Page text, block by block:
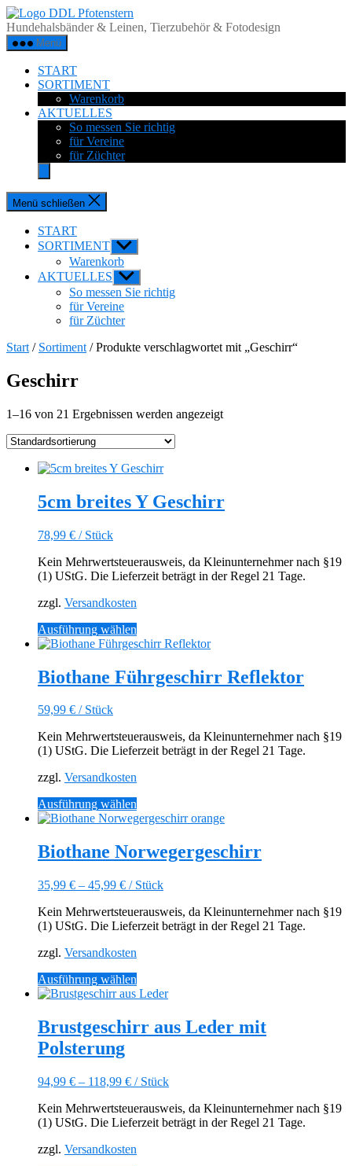
Zum
Inhalt
springen
Pfotenstern
Hundehalsbänder & Leinen, Tierzubehör & Fotodesign
Menü
START
SORTIMENT
Warenkorb
AKTUELLES
So messen Sie richtig
für Vereine
für Züchter
Menü schließen
START
SORTIMENT Untermenü
anzeigen
Warenkorb
AKTUELLES Untermenü
anzeigen
So messen Sie richtig
für Vereine
für Züchter
Start / Sortiment / Produkte verschlagwortet mit „Geschirr“
Geschirr
1–16 von 21 Ergebnissen werden angezeigt
5cm breites Y Geschirr
78,99 € / Stück
Kein Mehrwertsteuerausweis, da Kleinunternehmer nach §19
(1) UStG. Die Lieferzeit beträgt in der Regel 21 Tage.
zzgl. Versandkosten
Ausführung wählen
Produkt
mehrere
Varianten
können
auf
Produktseite
gewählt
werden
Biothane Führgeschirr Reflektor
59,99 € / Stück
Kein Mehrwertsteuerausweis, da Kleinunternehmer nach §19
(1) UStG. Die Lieferzeit beträgt in der Regel 21 Tage.
zzgl. Versandkosten
Ausführung wählen
Produkt
mehrere
Varianten
Die
können
auf
Produktseite
gewählt
werden
Biothane Norwegergeschirr
35,99 € – 45,99 € / Stück
Kein Mehrwertsteuerausweis, da Kleinunternehmer nach §19
(1) UStG. Die Lieferzeit beträgt in der Regel 21 Tage.
zzgl. Versandkosten
Ausführung wählen
Produkt
Varianten
Optionen
können
auf
der
Brustgeschirr aus Leder mit
Polsterung
94,99 € – 118,99 € / Stück
Kein Mehrwertsteuerausweis, da Kleinunternehmer nach §19
(1) UStG. Die Lieferzeit beträgt in der Regel 21 Tage.
zzgl. Versandkosten